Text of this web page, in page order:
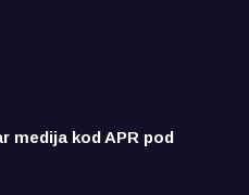
medija kod APR pod